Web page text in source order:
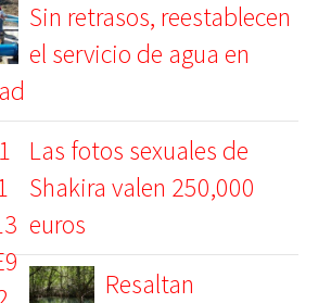
Sin retrasos, reestablecen
el servicio de agua en
Las fotos sexuales de
Shakira valen 250,000
euros
Resaltan